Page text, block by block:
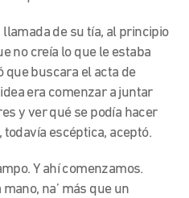
de su tía, al principio
no creía lo que le estaba
que buscara el acta de
era comenzar a juntar
y ver qué se podía hacer
escéptica, aceptó.
Y ahí comenzamos.
na’ más que un